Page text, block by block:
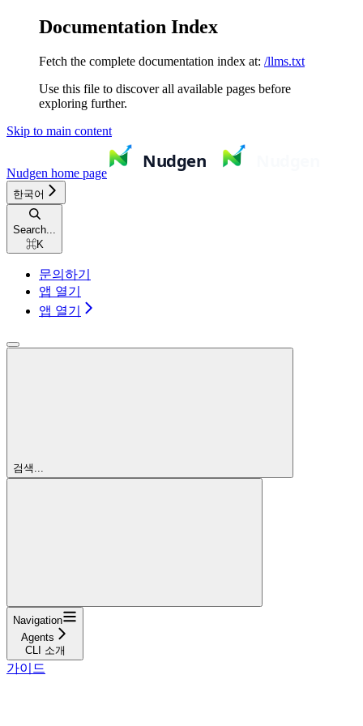
Documentation Index
Fetch the complete documentation index at: /llms.txt
Use this file to discover all available pages before
exploring further.
Skip to main content
Nudgen home page
한국어
Search...
⌘K
문의하기
앱 열기
앱 열기
검색...
Navigation
Agents
CLI 소개
가이드